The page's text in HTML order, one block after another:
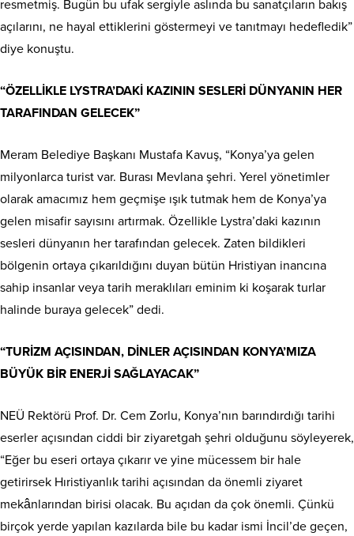
resmetmiş. Bugün bu ufak sergiyle aslında bu sanatçıların bakış
açılarını, ne hayal ettiklerini göstermeyi ve tanıtmayı hedefledik”
diye konuştu.
“ÖZELLİKLE LYSTRA’DAKİ KAZININ SESLERİ DÜNYANIN HER
TARAFINDAN GELECEK”
Meram Belediye Başkanı Mustafa Kavuş, “Konya’ya gelen
milyonlarca turist var. Burası Mevlana şehri. Yerel yönetimler
olarak amacımız hem geçmişe ışık tutmak hem de Konya’ya
gelen misafir sayısını artırmak. Özellikle Lystra’daki kazının
sesleri dünyanın her tarafından gelecek. Zaten bildikleri
bölgenin ortaya çıkarıldığını duyan bütün Hristiyan inancına
sahip insanlar veya tarih meraklıları eminim ki koşarak turlar
halinde buraya gelecek” dedi.
“TURİZM AÇISINDAN, DİNLER AÇISINDAN KONYA’MIZA
BÜYÜK BİR ENERJİ SAĞLAYACAK”
NEÜ Rektörü Prof. Dr. Cem Zorlu, Konya’nın barındırdığı tarihi
eserler açısından ciddi bir ziyaretgah şehri olduğunu söyleyerek,
“Eğer bu eseri ortaya çıkarır ve yine mücessem bir hale
getirirsek Hıristiyanlık tarihi açısından da önemli ziyaret
mekânlarından birisi olacak. Bu açıdan da çok önemli. Çünkü
birçok yerde yapılan kazılarda bile bu kadar ismi İncil’de geçen,